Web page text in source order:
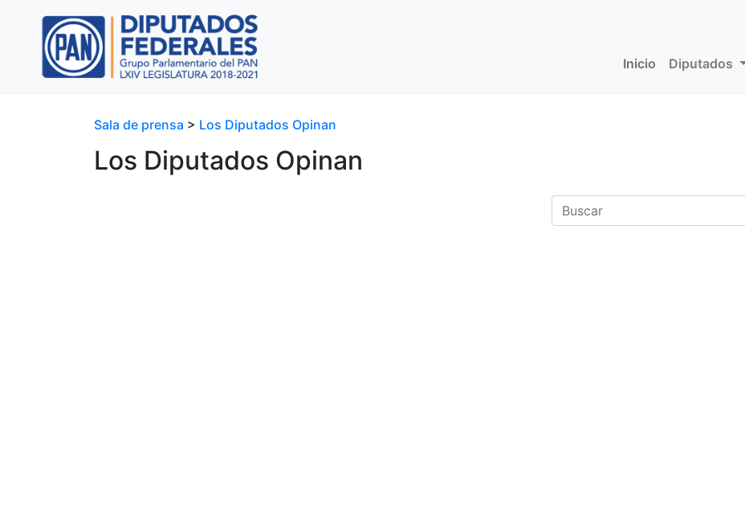
Inicio (current)
Diputados
Sala de prensa > Los Diputados Opinan
Los Diputados Opinan